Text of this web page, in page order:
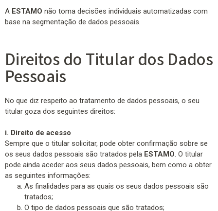
A ESTAMO não toma decisões individuais automatizadas com
base na segmentação de dados pessoais.
Direitos do Titular dos Dados
Pessoais
No que diz respeito ao tratamento de dados pessoais, o seu
titular goza dos seguintes direitos:
i. Direito de acesso
Sempre que o titular solicitar, pode obter confirmação sobre se
os seus dados pessoais são tratados pela ESTAMO. O titular
pode ainda aceder aos seus dados pessoais, bem como a obter
as seguintes informações:
As finalidades para as quais os seus dados pessoais são
tratados;
O tipo de dados pessoais que são tratados;